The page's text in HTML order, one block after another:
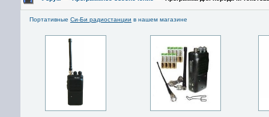
Портативные Си-Би радиостанции в нашем магазине